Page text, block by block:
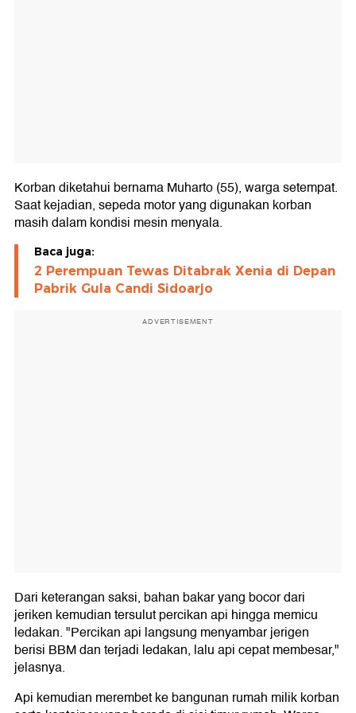
Korban diketahui bernama Muharto (55), warga setempat.
Saat kejadian, sepeda motor yang digunakan korban
masih dalam kondisi mesin menyala.
Baca juga:
2 Perempuan Tewas Ditabrak Xenia di Depan
Pabrik Gula Candi Sidoarjo
ADVERTISEMENT
Dari keterangan saksi, bahan bakar yang bocor dari
jeriken kemudian tersulut percikan api hingga memicu
ledakan. "Percikan api langsung menyambar jerigen
berisi BBM dan terjadi ledakan, lalu api cepat membesar,"
jelasnya.
Api kemudian merembet ke bangunan rumah milik korban